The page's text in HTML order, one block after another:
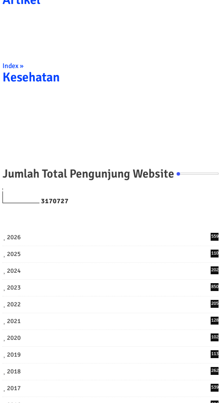
Index »
Kesehatan
Jumlah Total Pengunjung Website
3170727
2026 559
2025
110
2024
202
2023 850
2022
205
2021
128
2020
102
2019
113
2018
262
2017
539